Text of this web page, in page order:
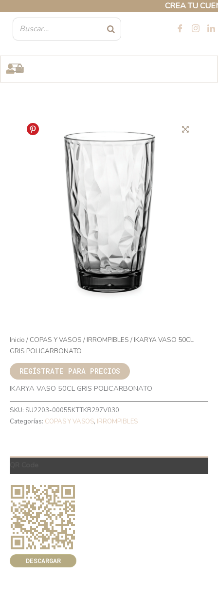
CREA TU
contenido
Inicio / COPAS Y VASOS / IRROMPIBLES / IKARYA VASO 50CL
GRIS POLICARBONATO
REGÍSTRATE PARA PRECIOS
IKARYA VASO 50CL GRIS POLICARBONATO
SKU: SU2203-00055KTTKB297V030
Categorías: COPAS Y VASOS, IRROMPIBLES
DESCARGAR